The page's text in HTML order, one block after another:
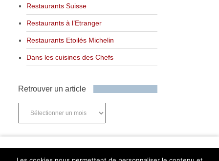
Restaurants Suisse
Restaurants à l’Etranger
Restaurants Etoilés Michelin
Dans les cuisines des Chefs
Retrouver un article